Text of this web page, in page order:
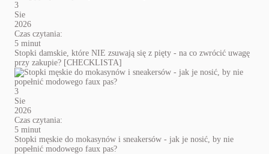
3
Sie
2026
Czas czytania:
5 minut
Stopki damskie, które NIE zsuwają się z pięty - na co zwrócić uwagę
przy zakupie? [CHECKLISTA]
3
Sie
2026
Czas czytania:
5 minut
Stopki męskie do mokasynów i sneakersów - jak je nosić, by nie
popełnić modowego faux pas?